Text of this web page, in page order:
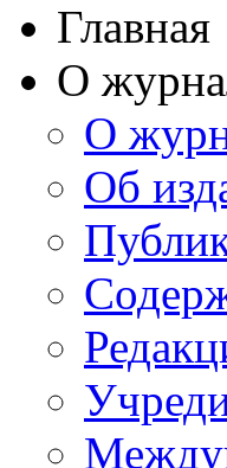
Главная
О
О
Об